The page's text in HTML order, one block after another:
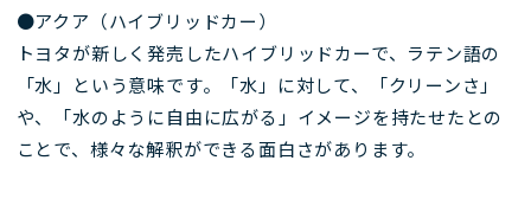
●アクア（ハイブリッドカー）
トヨタが新しく発売したハイブリッドカーで、ラテン語の
「水」という意味です。「水」に対して、「クリーンさ」
や、「水のように自由に広がる」イメージを持たせたとの
ことで、様々な解釈ができる面白さがあります。